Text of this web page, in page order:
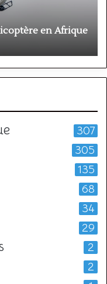
en Afrique
307
305
135
68
34
29
2
2